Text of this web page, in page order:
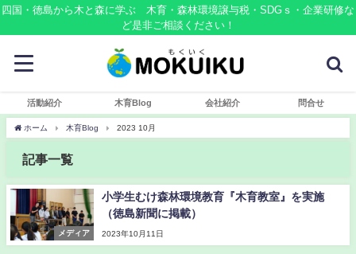
四国・徳島から木と森に学ぶ 木育・森林環境譲与税・SDGｓ・企業研修な
ど是非ご相談ください！
活動紹介 木育Blog 会社紹介 問合せ
ホーム 木育Blog 2023 10月
記事一覧
メディア
小学生むけ森林環境教育『木育教室』を実施
（徳島新聞に掲載）
2023年10月11日